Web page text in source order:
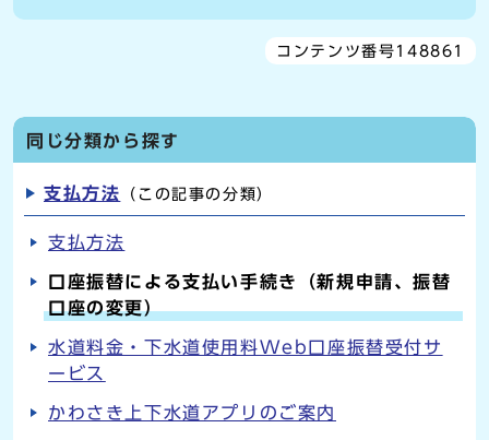
コンテンツ番号148861
同じ分類から探す
支払方法 （この記事の分類）
支払方法
口座振替による支払い手続き（新規申請、振替
口座の変更）
水道料金・下水道使用料Web口座振替受付サ
ービス
かわさき上下水道アプリのご案内